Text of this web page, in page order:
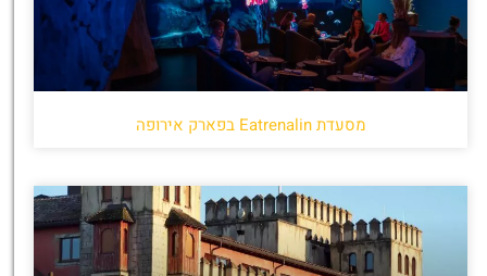
מסעדת Eatrenalin בפארק אירופה